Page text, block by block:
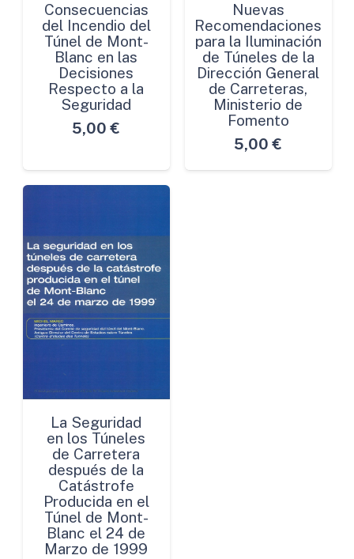
Consecuencias
del Incendio del
Túnel de Mont-
Blanc en las
Decisiones
Respecto a la
Seguridad
5,00 €
Nuevas
Recomendaciones
para la Iluminación
de Túneles de la
Dirección General
de Carreteras,
Ministerio de
Fomento
5,00 €
La Seguridad
en los Túneles
de Carretera
después de la
Catástrofe
Producida en el
Túnel de Mont-
Blanc el 24 de
Marzo de 1999